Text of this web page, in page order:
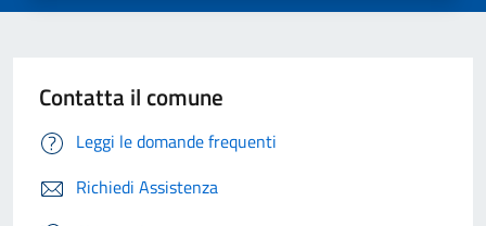
Contatta il comune
Leggi le domande frequenti
Richiedi Assistenza